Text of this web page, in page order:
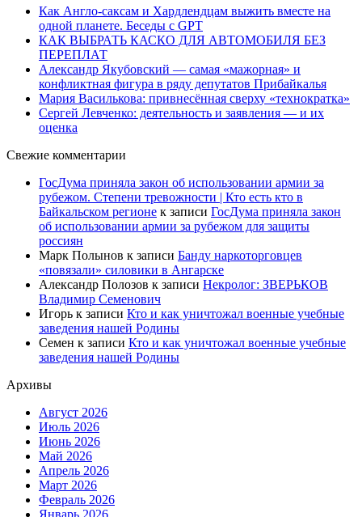
Как Англо-саксам и Хардлендцам выжить вместе на
одной планете. Беседы с GPT
КАК ВЫБРАТЬ КАСКО ДЛЯ АВТОМОБИЛЯ БЕЗ
ПЕРЕПЛАТ
Александр Якубовский — самая «мажорная» и
конфликтная фигура в ряду депутатов Прибайкалья
Мария Василькова: привнесённая сверху «технократка»
Сергей Левченко: деятельность и заявления — и их
оценка
Свежие комментарии
ГосДума приняла закон об использовании армии за
рубежом. Степени тревожности | Кто есть кто в
Байкальском регионе к записи ГосДума приняла закон
об использовании армии за рубежом для защиты
россиян
Марк Полынов к записи Банду наркоторговцев
«повязали» силовики в Ангарске
Александр Полозов к записи Некролог: ЗВЕРЬКОВ
Владимир Семенович
Игорь к записи Кто и как уничтожал военные учебные
заведения нашей Родины
Семен к записи Кто и как уничтожал военные учебные
заведения нашей Родины
Архивы
Август 2026
Июль 2026
Июнь 2026
Май 2026
Апрель 2026
Март 2026
Февраль 2026